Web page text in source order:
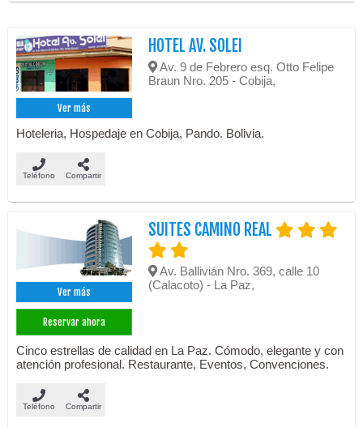
Ver más
HOTEL AV. SOLEI
Av. 9 de Febrero esq. Otto Felipe
Braun Nro. 205 - Cobija,
Hoteleria, Hospedaje en Cobija, Pando. Bolivia.
Teléfono Compartir
Ver más
Reservar ahora
SUITES CAMINO REAL
Av. Ballivián Nro. 369, calle 10
(Calacoto) - La Paz,
Cinco estrellas de calidad en La Paz. Cómodo, elegante y con
atención profesional. Restaurante, Eventos, Convenciones.
Teléfono Compartir